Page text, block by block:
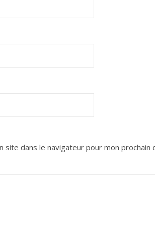
dans le navigateur pour mon prochain